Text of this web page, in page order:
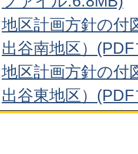
地区計画方針の付
出谷南地区）
地区計画方針の付
出谷東地区）